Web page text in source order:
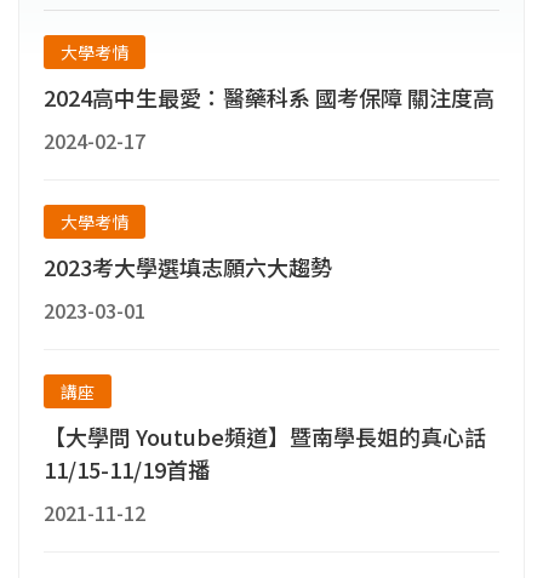
大學考情
2024高中生最愛：醫藥科系 國考保障 關注度高
2024-02-17
大學考情
2023考大學選填志願六大趨勢
2023-03-01
講座
【大學問 Youtube頻道】暨南學長姐的真心話
11/15-11/19首播
2021-11-12